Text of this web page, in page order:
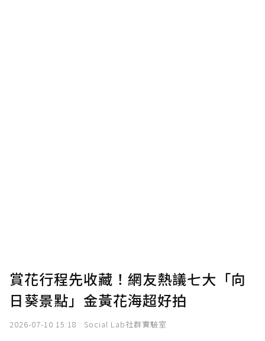
賞花行程先收藏！網友熱議七大「向
日葵景點」金黃花海超好拍
2026-07-10 15:18 Social Lab社群實驗室